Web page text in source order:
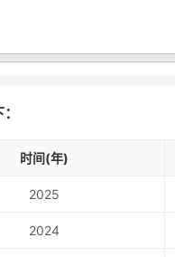
时间(年)
2025
2024